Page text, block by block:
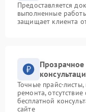
Предоставляется
выполненные
защищает клиента
Точные прайс-
ремонта,
бесплатной
сайте